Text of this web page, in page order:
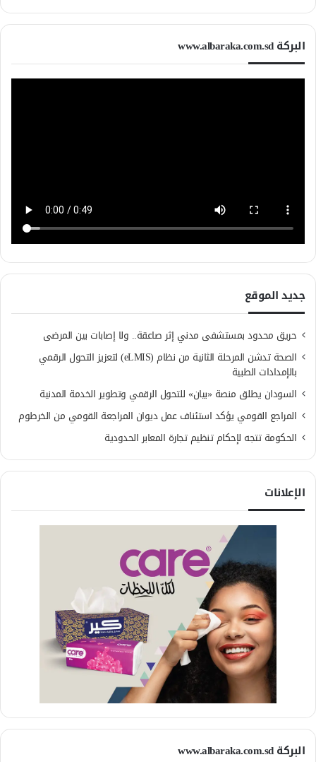
البركة www.albaraka.com.sd
جديد الموقع
حريق محدود بمستشفى مدني إثر صاعقة.. ولا إصابات بين المرضى
الصحة تدشن المرحلة الثانية من نظام (eLMIS) لتعزيز التحول الرقمي
بالإمدادات الطبية
السودان يطلق منصة «بيان» للتحول الرقمي وتطوير الخدمة المدنية
المراجع القومي يؤكد استئناف عمل ديوان المراجعة القومي من الخرطوم
الحكومة تتجه لإحكام تنظيم تجارة المعابر الحدودية
الإعلانات
البركة www.albaraka.com.sd